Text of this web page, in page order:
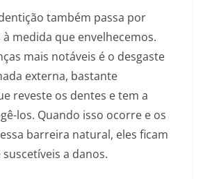
também passa por
medida que envelhecemos.
mais notáveis é o desgaste
externa, bastante
reveste os dentes e tem a
los. Quando isso ocorre e os
barreira natural, eles ficam
a danos.